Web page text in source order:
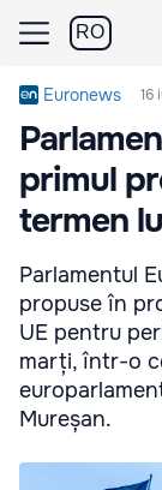
RO
Euronews 16
primul
termen
Parlamentul
propuse în
UE pentru
marți, într-o
Mureșan.